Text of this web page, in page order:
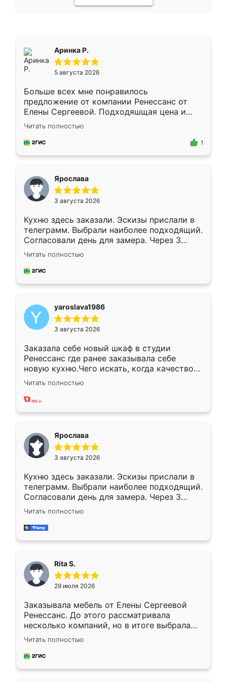
Аринка Р.
5 августа 2026
Больше всех мне понравилось
предложение от компании Ренессанс от
Елены Сергеевой. Подходяшщая цена и
короткие сроки изготовления. Приехавший
для замера сотрудник Владислав
предложил по моему эскизу самый
Читать полностью
1
Ярослава
3 августа 2026
Кухню здесь заказали. Эскизы прислали в
телеграмм. Выбрали наиболее подходящий.
Согласовали день для замера. Через 3
недели кухня была уже готова. Остались
довольны работой. Спасибо Ренессанс
мебель за качественную работу!
Читать полностью
yaroslava1986
3 августа 2026
Заказала себе новый шкаф в студии
Ренессанс где ранее заказывала себе
новую кухню.Чего искать, когда качеством
вполне довольна. Служит кухня уже почти
два года, нареканий нет.
Читать полностью
Ярослава
3 августа 2026
Кухню здесь заказали. Эскизы прислали в
телеграмм. Выбрали наиболее подходящий.
Согласовали день для замера. Через 3
недели кухня была уже готова. Остались
довольны работой. Спасибо Ренессанс
мебель за качественную работу!
Читать полностью
Rita S.
29 июля 2026
Заказывала мебель от Елены Сергеевой
Ренессанс. До этого рассматривала
несколько компаний, но в итоге выбрала
эту. Сначала обговорили условия, потом
приехал замерщик, всё спокойно объяснил
и снял размеры. Изготовили в срок, с
Читать полностью